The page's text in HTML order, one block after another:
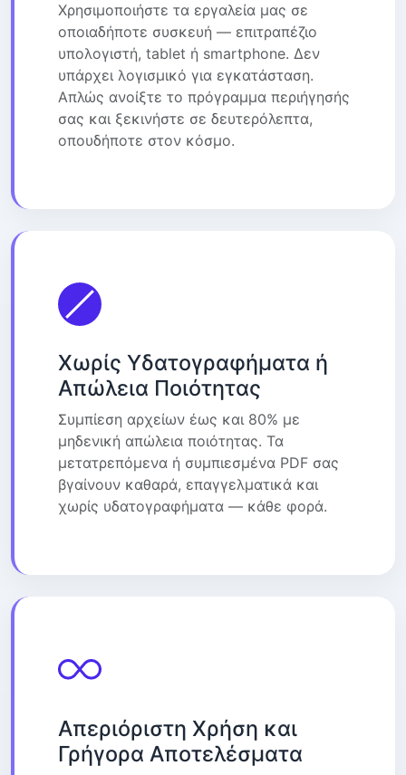
Χρησιμοποιήστε τα εργαλεία μας σε
οποιαδήποτε συσκευή — επιτραπέζιο
υπολογιστή, tablet ή smartphone. Δεν
υπάρχει λογισμικό για εγκατάσταση.
Απλώς ανοίξτε το πρόγραμμα περιήγησής
σας και ξεκινήστε σε δευτερόλεπτα,
οπουδήποτε στον κόσμο.
Χωρίς Υδατογραφήματα ή
Απώλεια Ποιότητας
Συμπίεση αρχείων έως και 80% με
μηδενική απώλεια ποιότητας. Τα
μετατρεπόμενα ή συμπιεσμένα PDF σας
βγαίνουν καθαρά, επαγγελματικά και
χωρίς υδατογραφήματα — κάθε φορά.
Απεριόριστη Χρήση και
Γρήγορα Αποτελέσματα